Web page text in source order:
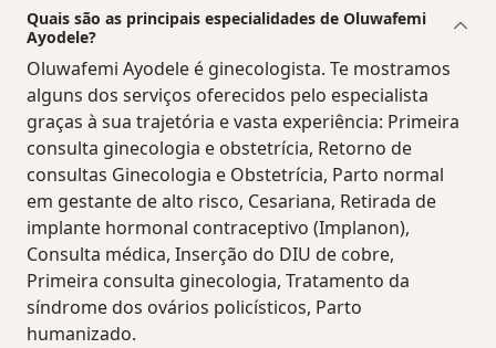
Quais são as principais especialidades de Oluwafemi
Ayodele?
Oluwafemi Ayodele é ginecologista. Te mostramos
alguns dos serviços oferecidos pelo especialista
graças à sua trajetória e vasta experiência: Primeira
consulta ginecologia e obstetrícia, Retorno de
consultas Ginecologia e Obstetrícia, Parto normal
em gestante de alto risco, Cesariana, Retirada de
implante hormonal contraceptivo (Implanon),
Consulta médica, Inserção do DIU de cobre,
Primeira consulta ginecologia, Tratamento da
síndrome dos ovários policísticos, Parto
humanizado.